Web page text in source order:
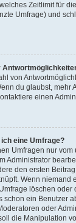
Zeitlimit für
Umfrage) und
von
du glaubst, mehr
einen
eine Umfrage?
Umfragen nur vom
Administrator
den ersten
Wenn niemand
löschen oder
schon ein Benutzer
oder
die Manipulation